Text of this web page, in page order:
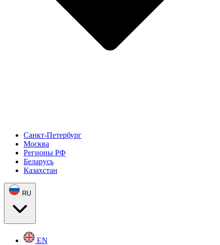
Санкт-Петербург
Москва
Регионы РФ
Беларусь
Казахстан
RU
EN